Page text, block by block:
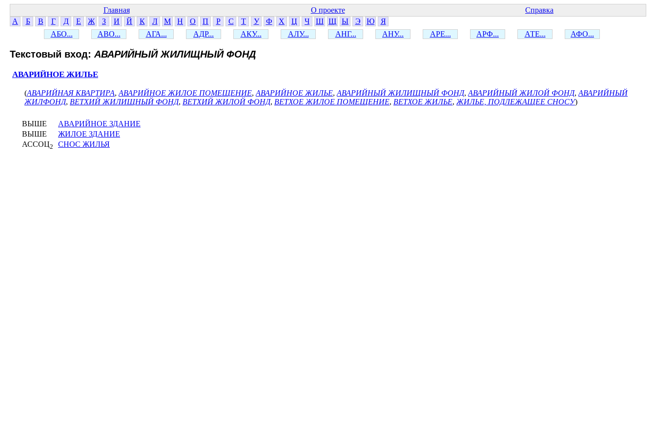
Главная О проекте
Справка
А
Б В Г Д Е Ж З И Й К Л М Н О П Р С Т У Ф Х Ц Ч Ш Щ Ы Э Ю
Я
АБО...
АВО... АГА... АДР... АКУ... АЛУ... АНГ... АНУ... АРЕ... АРФ... АТЕ... АФО...
Текстовый вход: АВАРИЙНЫЙ ЖИЛИЩНЫЙ ФОНД
АВАРИЙНОЕ ЖИЛЬЕ
(АВАРИЙНАЯ КВАРТИРА, АВАРИЙНОЕ ЖИЛОЕ ПОМЕЩЕНИЕ, АВАРИЙНОЕ ЖИЛЬЕ, АВАРИЙНЫЙ ЖИЛИЩНЫЙ ФОНД, АВАРИЙНЫЙ ЖИЛОЙ ФОНД, АВАРИЙНЫЙ
ЖИЛФОНД, ВЕТХИЙ ЖИЛИЩНЫЙ ФОНД, ВЕТХИЙ ЖИЛОЙ ФОНД, ВЕТХОЕ ЖИЛОЕ ПОМЕЩЕНИЕ, ВЕТХОЕ ЖИЛЬЕ, ЖИЛЬЕ, ПОДЛЕЖАЩЕЕ СНОСУ)
ВЫШЕ
АВАРИЙНОЕ ЗДАНИЕ
ВЫШЕ
ЖИЛОЕ ЗДАНИЕ
АССОЦ2 СНОС ЖИЛЬЯ